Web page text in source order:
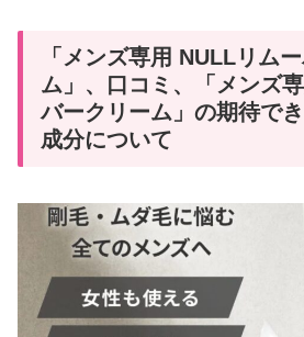
「メンズ専用 NULLリム
ム」、口コミ、「メンズ
バークリーム」の期待で
成分について